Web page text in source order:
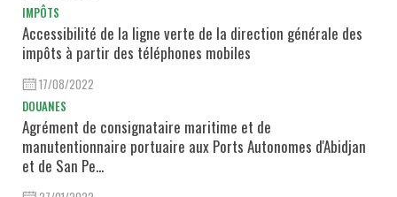
IMPÔTS
Accessibilité de la ligne verte de la direction générale des
impôts à partir des téléphones mobiles
17/08/2022
DOUANES
Agrément de consignataire maritime et de
manutentionnaire portuaire aux Ports Autonomes d'Abidjan
et de San Pe...